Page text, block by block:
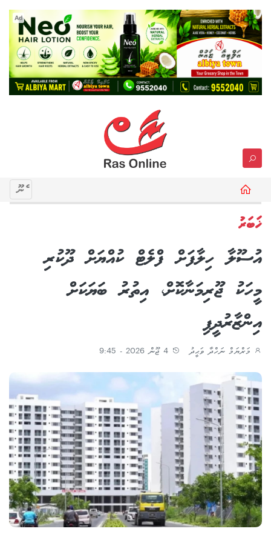
Ad
މެނޫ
ޚަބަރު
އުސޫލާ ހިލާފަށް ފްލެޓް ކުއްޔަށް ދޫކުރި
މީހަކު ޖޫރިމަނާކޮށް، އިތުރު ބަޔަކަށް
އިންޒާރުދީފި
މަރްޔަމް ނަހްދާ ވަޙީދު